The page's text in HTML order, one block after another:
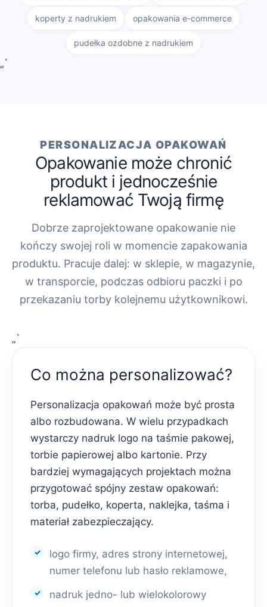
koperty z nadrukiem opakowania e-commerce
pudełka ozdobne z nadrukiem
„`
PERSONALIZACJA OPAKOWAŃ
Opakowanie może chronić
produkt i jednocześnie
reklamować Twoją firmę
Dobrze zaprojektowane opakowanie nie
kończy swojej roli w momencie zapakowania
produktu. Pracuje dalej: w sklepie, w magazynie,
w transporcie, podczas odbioru paczki i po
przekazaniu torby kolejnemu użytkownikowi.
„`
Co można personalizować?
Personalizacja opakowań może być prosta
albo rozbudowana. W wielu przypadkach
wystarczy nadruk logo na taśmie pakowej,
torbie papierowej albo kartonie. Przy
bardziej wymagających projektach można
przygotować spójny zestaw opakowań:
torba, pudełko, koperta, naklejka, taśma i
materiał zabezpieczający.
logo firmy, adres strony internetowej,
numer telefonu lub hasło reklamowe,
nadruk jedno- lub wielokolorowy